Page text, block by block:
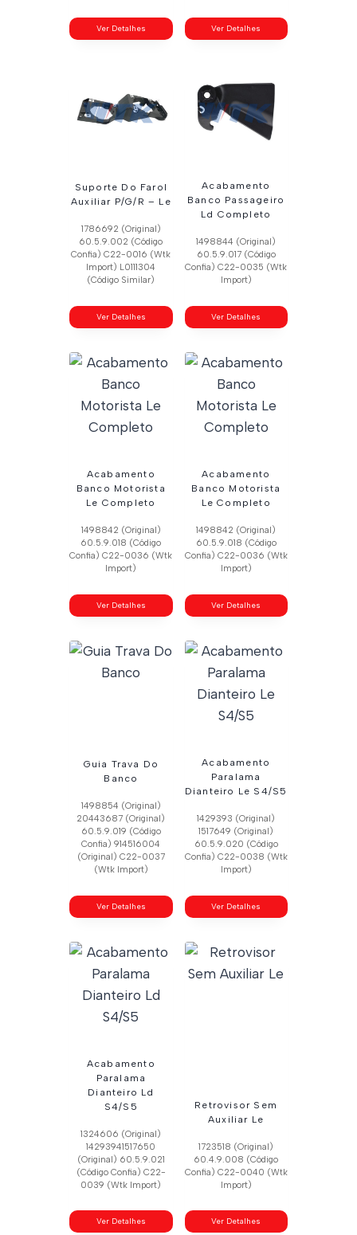
Ver Detalhes Ver Detalhes
Suporte Do Farol
Auxiliar P/G/R – Le
1786692 (Original)
60.5.9.002 (Código
Confia) C22-0016 (Wtk
Import) L0111304
(Código Similar)
Ver Detalhes
Acabamento
Banco Passageiro
Ld Completo
1498844 (Original)
60.5.9.017 (Código
Confia) C22-0035 (Wtk
Import)
Ver Detalhes
Acabamento
Banco Motorista
Le Completo
1498842 (Original)
60.5.9.018 (Código
Confia) C22-0036 (Wtk
Import)
Ver Detalhes
Acabamento
Banco Motorista
Le Completo
1498842 (Original)
60.5.9.018 (Código
Confia) C22-0036 (Wtk
Import)
Ver Detalhes
Guia Trava Do
Banco
1498854 (Original)
20443687 (Original)
60.5.9.019 (Código
Confia) 914516004
(Original) C22-0037
(Wtk Import)
Ver Detalhes
Acabamento
Paralama
Dianteiro Le S4/S5
1429393 (Original)
1517649 (Original)
60.5.9.020 (Código
Confia) C22-0038 (Wtk
Import)
Ver Detalhes
Acabamento
Paralama
Dianteiro Ld
S4/S5
1324606 (Original)
14293941517650
(Original) 60.5.9.021
(Código Confia) C22-
0039 (Wtk Import)
Ver Detalhes
Retrovisor Sem
Auxiliar Le
1723518 (Original)
60.4.9.008 (Código
Confia) C22-0040 (Wtk
Import)
Ver Detalhes